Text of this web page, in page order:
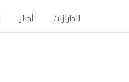
الطرازات أخبار